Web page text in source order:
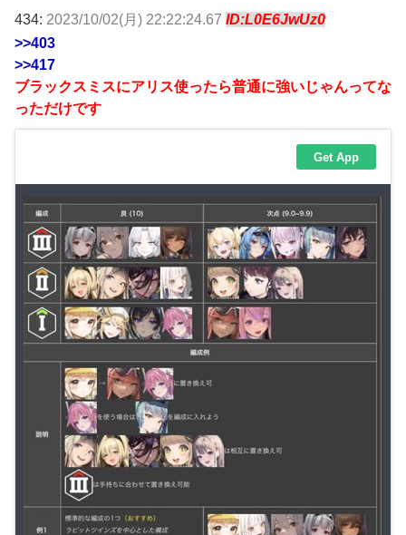
434: 2023/10/02(月) 22:22:24.67 ID:L0E6JwUz0
>>403
>>417
ブラックスミスにアリス使ったら普通に強いじゃんってな
っただけです